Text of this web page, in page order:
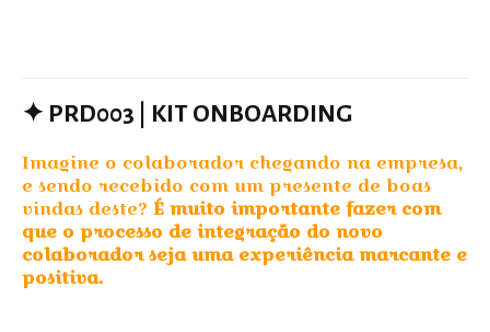
✦ PRD003 | KIT ONBOARDING
Imagine o colaborador chegando na empresa,
e sendo recebido com um presente de boas
vindas deste? É muito importante fazer com
que o processo de integração do novo
colaborador seja uma experiência marcante e
positiva.